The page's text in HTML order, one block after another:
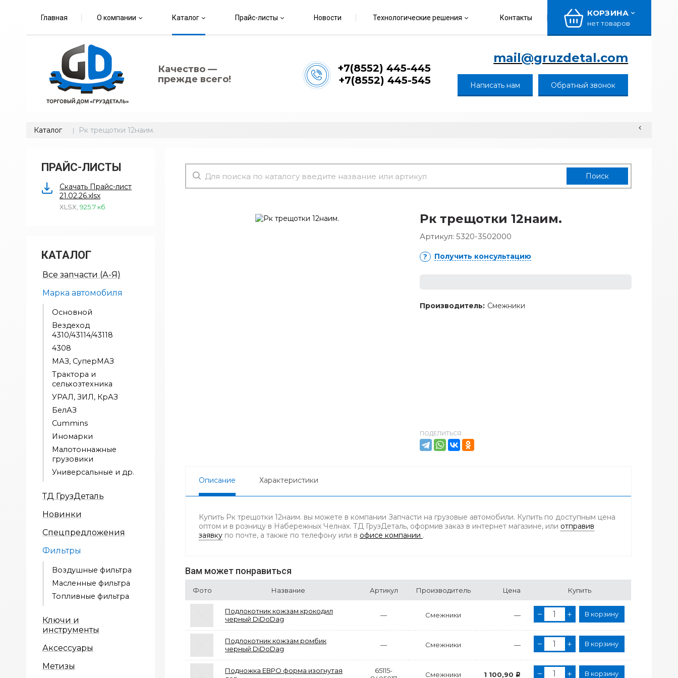
Главная О компании Каталог Прайс-листы Новости Технологические решения Контакты КОРЗИНА
нет товаров
Качество —
прежде всего!
+7(8552) 445-445
+7(8552) 445-545
mail@gruzdetal.com
Написать нам Обратный звонок
Каталог Рк трещотки 12наим.
ПРАЙС-ЛИСТЫ
Скачать Прайс-лист
21.02.26.xlsx
XLSX 925.7 кб
КАТАЛОГ
Все запчасти (А-Я)
Марка автомобиля
Основной
Вездеход
4310/43114/43118
4308
МАЗ, СуперМАЗ
Трактора и
сельхозтехника
УРАЛ, ЗИЛ, КрАЗ
БелАЗ
Cummins
Иномарки
Малотоннажные
грузовики
Универсальные и др.
ТД ГрузДеталь
Новинки
Спецпредложения
Фильтры
Воздушные фильтра
Масленные фильтра
Топливные фильтра
Ключи и
инструменты
Аксессуары
Метизы
Рк трещотки 12наим.
Артикул: 5320-3502000
Получить консультацию
Производитель: Смежники
ПОДЕЛИТЬСЯ:
Описание Характеристики
Купить Рк трещотки 12наим. вы можете в компании Запчасти на грузовые автомобили. Купить по доступным цена
оптом и в розницу в Набережных Челнах. ТД ГрузДеталь, оформив заказ в интернет магазине, или отправив
заявку по почте, а также по телефону или в офисе компании .
Вам может понравиться
Фото Название Артикул Производитель Цена Купить
Подлокотник кожзам крокодил
черный DiDoDag
— Смежники — В корзину
Подлокотник кожзам ромбик
черный DiDoDag
— Смежники — В корзину
Подножка ЕВРО форма изогнутая
65115-
Смежники 1 100,90 Р В корзину